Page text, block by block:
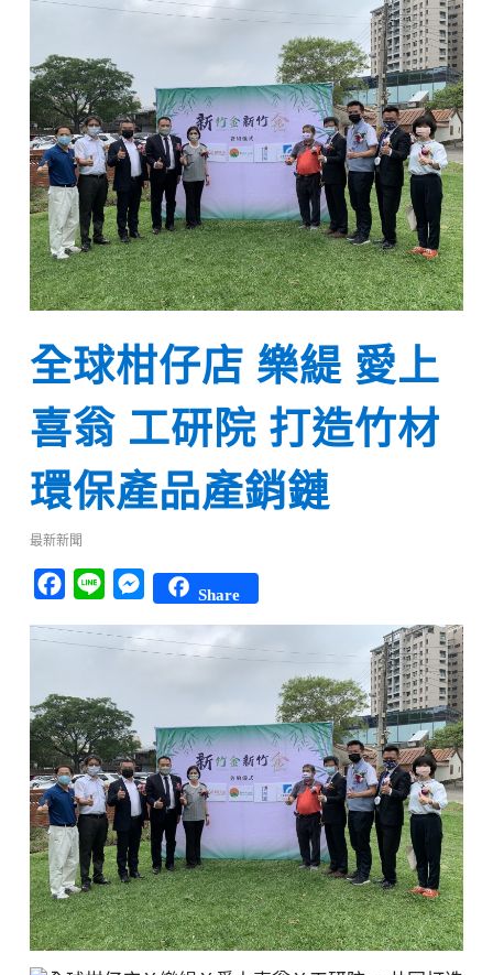
全球柑仔店 樂緹 愛上
喜翁 工研院 打造竹材
環保產品產銷鏈
最新新聞
Facebook
Line Messenger
Share